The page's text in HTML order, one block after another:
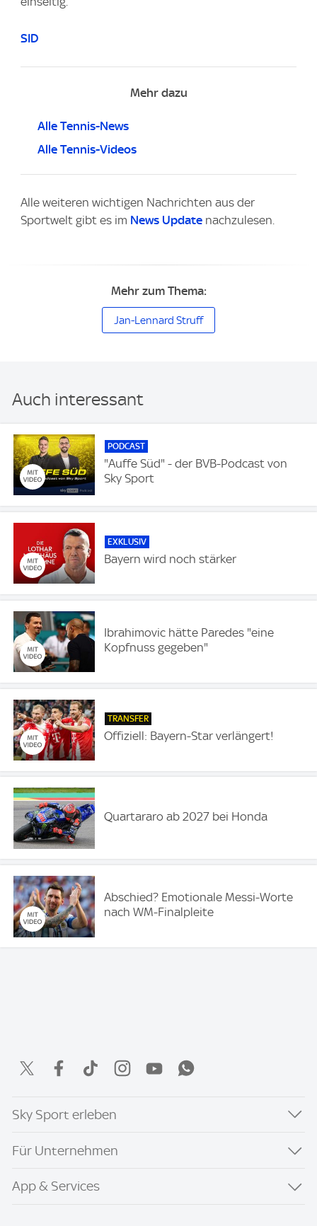
SID
Mehr dazu
Alle Tennis-News
Alle Tennis-Videos
Alle weiteren wichtigen Nachrichten aus der
Sportwelt gibt es im News Update nachzulesen.
Mehr zum Thema:
Jan-Lennard Struff
Auch interessant
PODCAST
"Auffe Süd" - der BVB-Podcast von
Sky Sport
EXKLUSIV
Bayern wird noch stärker
Ibrahimovic hätte Paredes "eine
Kopfnuss gegeben"
TRANSFER
Offiziell: Bayern-Star verlängert!
Quartararo ab 2027 bei Honda
Abschied? Emotionale Messi-Worte
nach WM-Finalpleite
Sky Sport erleben
Für Unternehmen
App & Services